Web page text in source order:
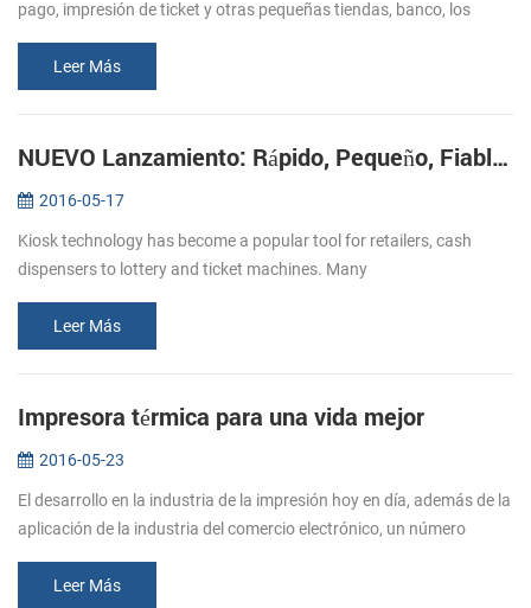
pago, impresión de ticket y otras pequeñas tiendas, banco, los
Leer Más
NUEVO Lanzamiento: Rápido, Pequeño, Fiable Impresoras de Kiosco KP-220
2016-05-17
Kiosk technology has become a popular tool for retailers, cash
dispensers to lottery and ticket machines. Many
make their customers’ e...
Leer Más
Impresora térmica para una vida mejor
2016-05-23
El desarrollo en la industria de la impresión hoy en día, además de la
aplicación de la industria del comercio electrónico, un número
Leer Más